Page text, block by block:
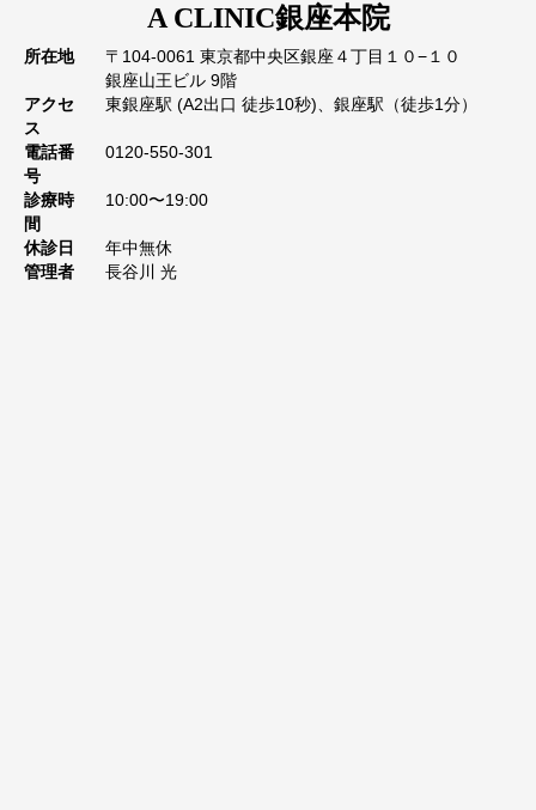
A CLINIC銀座本院
所在地
〒104-0061 東京都中央区銀座４丁目１０−１０
銀座山王ビル 9階
アクセ
ス
東銀座駅 (A2出口 徒歩10秒)、銀座駅（徒歩1分）
電話番
号
0120-550-301
診療時
間
10:00〜19:00
休診日
年中無休
管理者
長谷川 光